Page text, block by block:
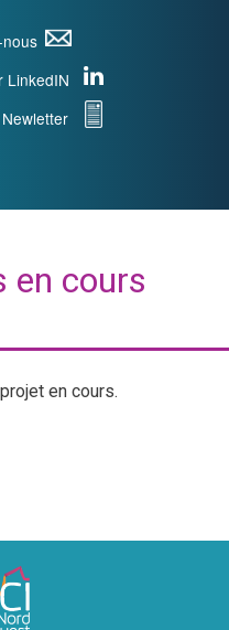
LinkedIN
en cours
en cours.